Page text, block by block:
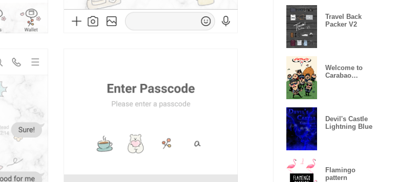
Travel Back
Packer V2
Welcome to
Carabao
Devil's Castle
Lightning Blue
Flamingo
pattern